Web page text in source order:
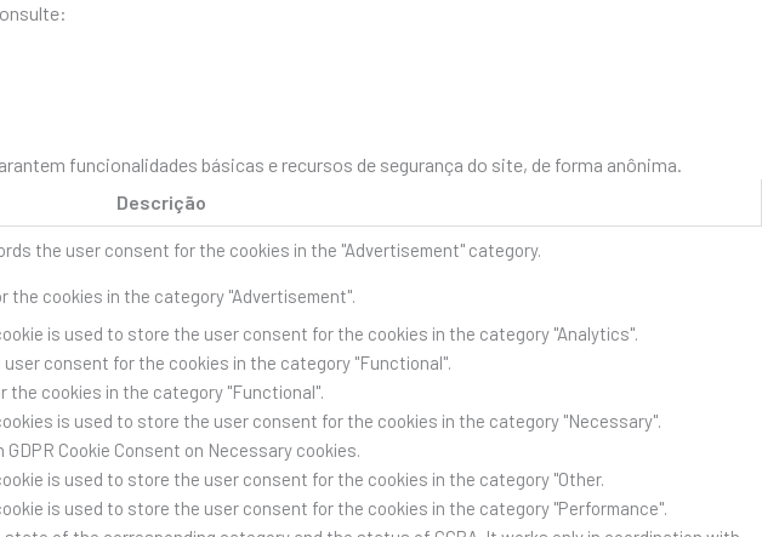
funcionalidades básicas e recursos de segurança do site, de forma anônima.
Descrição
the user consent for the cookies in the "Advertisement" category.
cookies in the category "Advertisement".
is used to store the user consent for the cookies in the category "Analytics".
consent for the cookies in the category "Functional".
cookies in the category "Functional".
is used to store the user consent for the cookies in the category "Necessary".
Cookie Consent on Necessary cookies.
is used to store the user consent for the cookies in the category "Other.
is used to store the user consent for the cookies in the category "Performance".